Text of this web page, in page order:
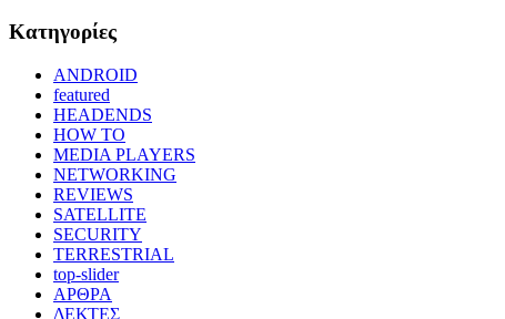
Kατηγορίες
ANDROID
featured
HEADENDS
HOW TO
MEDIA PLAYERS
NETWORKING
REVIEWS
SATELLITE
SECURITY
TERRESTRIAL
top-slider
ΑΡΘΡΑ
ΔΕΚΤΕΣ